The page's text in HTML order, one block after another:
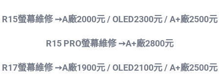
R15螢幕維修 ➙A廠2000元 / OLED2300元 / A+廠2500元
R15 PRO螢幕維修 ➙A+廠2800元
R17螢幕維修 ➙A廠1900元 / OLED2100元 / A+廠2500元